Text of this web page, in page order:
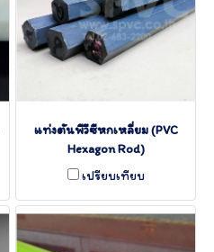
แท่งตันพีวีซีหกเหลี่ยม (PVC
Hexagon Rod)
เปรียบเทียบ